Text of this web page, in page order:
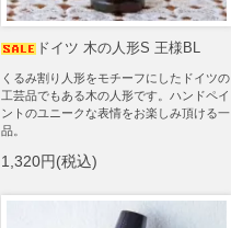
ドイツ 木の人形S 王様BL
くるみ割り人形をモチーフにしたドイツの
工芸品でもある木の人形です。ハンドペイ
ントのユニークな表情をお楽しみ頂ける一
品。
1,320円(税込)